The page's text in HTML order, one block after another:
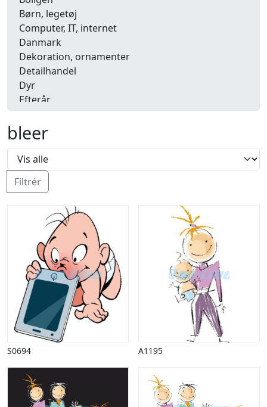
Børn, legetøj
Computer, IT, internet
Danmark
Dekoration, ornamenter
Detailhandel
Dyr
Efterår
Erhverv
Fænomener, begreber
Fastelavn, karneval
Ferie, rejser
Fiskeri
Folkeslag
Fritid, hobby
Frugt, grønt
Halloween
Håndværk
Haven
Huse, bygninger
Jagt
Kærlighed, bryllup
Kommunikation, nyhedsformidling
Køretøjer
Landbrug
bleer
Filtrér
S0694 A1195